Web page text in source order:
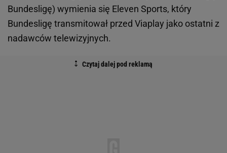
Bundesligę) wymienia się Eleven Sports, który
Bundesligę transmitował przed Viaplay jako ostatni z
nadawców telewizyjnych.